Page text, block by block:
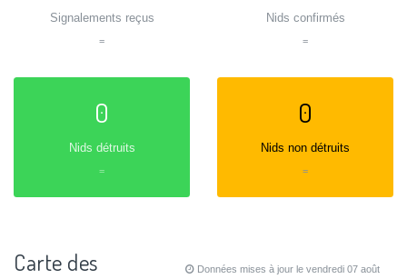
Signalements reçus
=
Nids confirmés
=
0
Nids détruits
=
0
Nids non détruits
=
Carte des
Données mises à jour le vendredi 07 août